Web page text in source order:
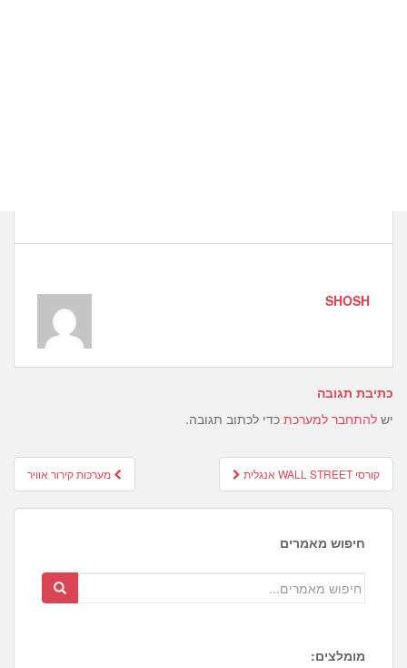
SHOSH
כתיבת תגובה
יש להתחבר למערכת כדי לכתוב תגובה.
Post
navigation
מערכות קירור אוויר קורסי WALL STREET אנגלית
חיפוש מאמרים
מומלצים: